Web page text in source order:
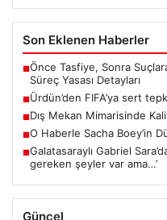
Son Eklenen Haberler
■Önce Tasfiye, Sonra
Süreç Yasası Detayları
■Ürdün’den FIFA’ya sert
■Dış Mekan Mimarisinde
■O Haberle Sacha Boey’in
■Galatasaraylı Gabriel
gereken şeyler var ama…’
Güncel